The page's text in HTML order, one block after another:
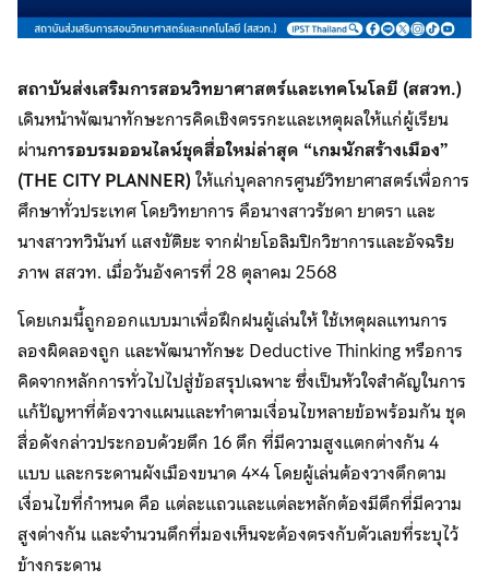
สถาบันส่งเสริมการสอนวิทยาศาสตร์และเทคโนโลยี (สสวท.)
เดินหน้าพัฒนาทักษะการคิดเชิงตรรกะและเหตุผลให้แก่ผู้เรียน
ผ่านการอบรมออนไลน์ชุดสื่อใหม่ล่าสุด “เกมนักสร้างเมือง”
(THE CITY PLANNER)ให้แก่บุคลากรศูนย์วิทยาศาสตร์เพื่อการ
ศึกษาทั่วประเทศ โดยวิทยาการ คือนางสาวรัชดา ยาตรา และ
นางสาวทวินันท์ แสงขัติยะ จากฝ่ายโอลิมปิกวิชาการและอัจฉริย
ภาพ สสวท. เมื่อวันอังคารที่ 28 ตุลาคม 2568
โดยเกมนี้ถูกออกแบบมาเพื่อฝึกฝนผู้เล่นให้ ใช้เหตุผลแทนการ
ลองผิดลองถูก และพัฒนาทักษะ Deductive Thinking หรือการ
คิดจากหลักการทั่วไปไปสู่ข้อสรุปเฉพาะ ซึ่งเป็นหัวใจสำคัญในการ
แก้ปัญหาที่ต้องวางแผนและทำตามเงื่อนไขหลายข้อพร้อมกัน ชุด
สื่อดังกล่าวประกอบด้วยตึก 16 ตึก ที่มีความสูงแตกต่างกัน 4
แบบ และกระดานผังเมืองขนาด 4×4 โดยผู้เล่นต้องวางตึกตาม
เงื่อนไขที่กำหนด คือ แต่ละแถวและแต่ละหลักต้องมีตึกที่มีความ
สูงต่างกัน และจำนวนตึกที่มองเห็นจะต้องตรงกับตัวเลขที่ระบุไว้
ข้างกระดาน